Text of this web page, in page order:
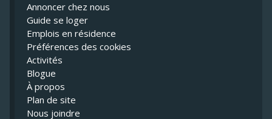
Annoncer chez nous
Guide se loger
Emplois en résidence
Préférences des cookies
Activités
Blogue
À propos
Plan de site
Nous joindre